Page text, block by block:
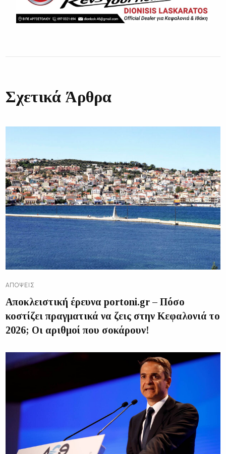
Σχετικά Άρθρα
ΑΠΌΨΕΙΣ
Αποκλειστική έρευνα portoni.gr – Πόσο
κοστίζει πραγματικά να ζεις στην Κεφαλονιά το
2026; Οι αριθμοί που σοκάρουν!